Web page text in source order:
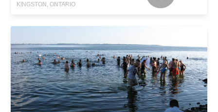
KINGSTON, ONTARIO